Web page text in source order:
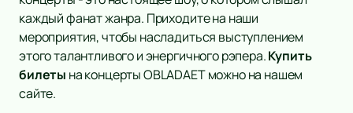
каждый фанат жанра. Приходите на наши
мероприятия, чтобы насладиться выступлением
этого талантливого и энергичного рэпера.Купить
билеты на концерты OBLADAET можно на нашем
сайте.